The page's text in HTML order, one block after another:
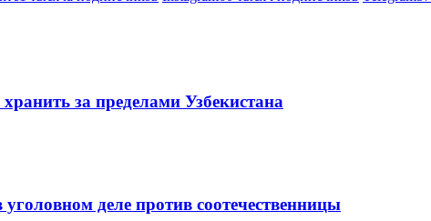
за пределами Узбекистана
деле против соотечественницы